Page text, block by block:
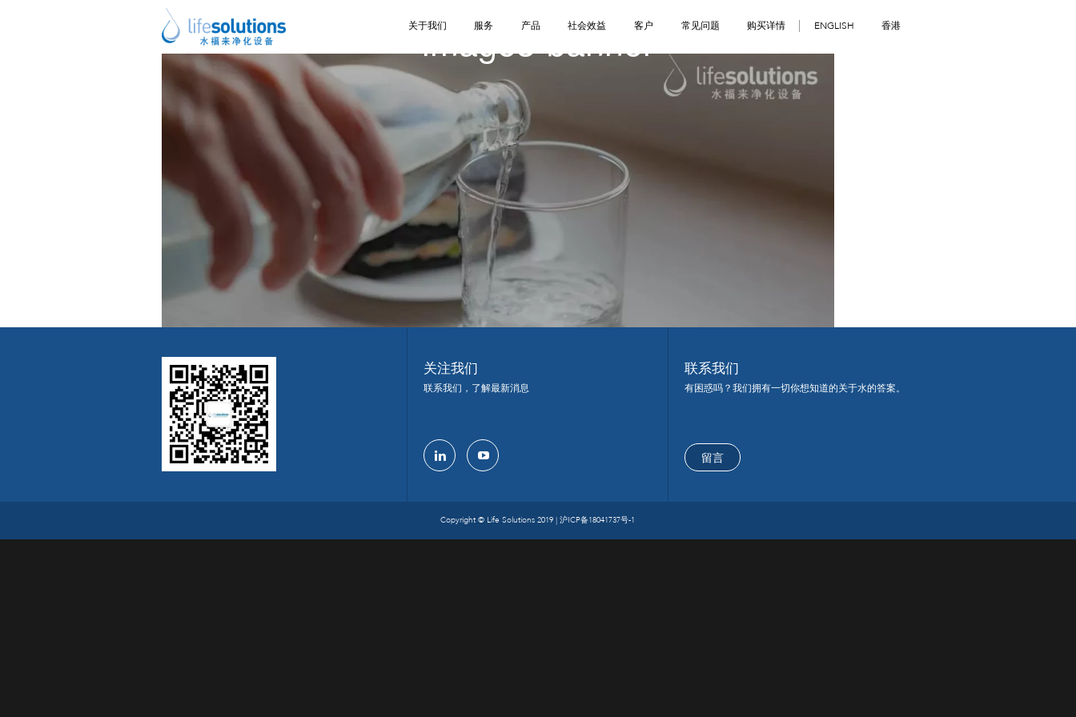
关于我们 服务 产品 社会效益 客户 常见问题 购买详情 ENGLISH 香港
image3-banner
关注我们
联系我们，了解最新消息
联系我们
有困惑吗？我们拥有一切你想知道的关于水的答案。
留言
Copyright © Life Solutions 2019 | 沪ICP备18041737号-1